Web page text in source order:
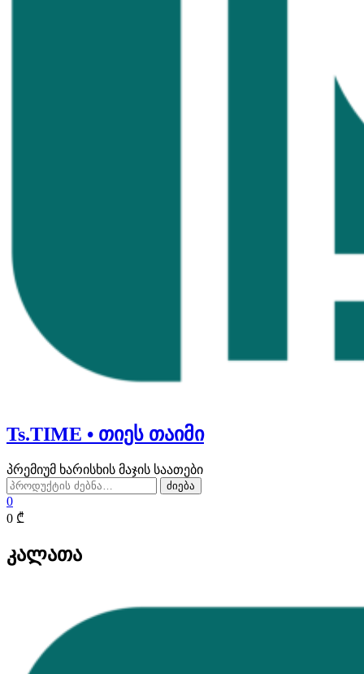
Ts.TIME • თიეს თაიმი
პრემიუმ ხარისხის მაჯის საათები
ძებნა:
ძიება
0
0 ₾
კალათა